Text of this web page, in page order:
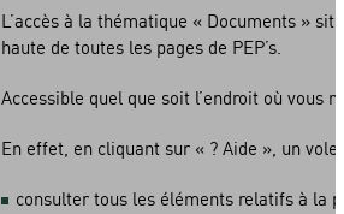
L’accès à la thématique « Documents »
haute de toutes les pages de PEP’s.
Accessible quel que soit l’endroit où vous
En effet, en cliquant sur « ? Aide », un volet
consulter tous les éléments relatifs à la